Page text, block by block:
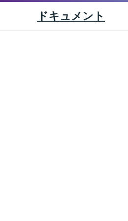
ドキュメント